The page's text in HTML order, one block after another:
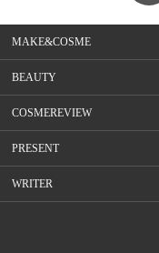
MAKE&COSME
BEAUTY
COSMEREVIEW
PRESENT
WRITER